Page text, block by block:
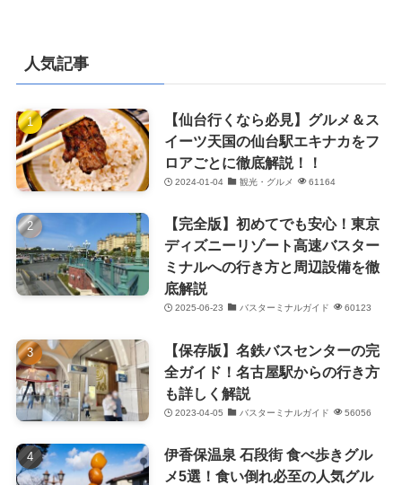
人気記事
【仙台行くなら必見】グルメ＆ス
イーツ天国の仙台駅エキナカをフ
ロアごとに徹底解説！！
2024-01-04 観光・グルメ 61164
【完全版】初めてでも安心！東京
ディズニーリゾート高速バスター
ミナルへの行き方と周辺設備を徹
底解説
2025-06-23 バスターミナルガイド 60123
【保存版】名鉄バスセンターの完
全ガイド！名古屋駅からの行き方
も詳しく解説
2023-04-05 バスターミナルガイド 56056
伊香保温泉 石段街 食べ歩きグル
メ5選！食い倒れ必至の人気グル